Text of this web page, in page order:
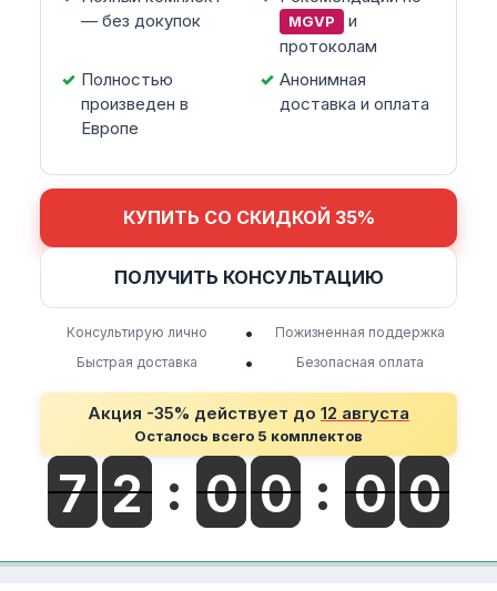
— без докупок
MGVP
и
протоколам
Полностью
произведен в
Европе
Анонимная
доставка и оплата
КУПИТЬ СО СКИДКОЙ 35%
ПОЛУЧИТЬ КОНСУЛЬТАЦИЮ
Консультирую лично •
Пожизненная поддержка
Быстрая доставка
• Безопасная оплата
Акция -35% действует до 12 августа
Осталось всего 5 комплектов